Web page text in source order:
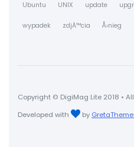
Ubuntu UNIX update
wypadek zdjÄ™cia Å›nieg
Copyright © DigiMag Lite 2018 •
Developed with
by